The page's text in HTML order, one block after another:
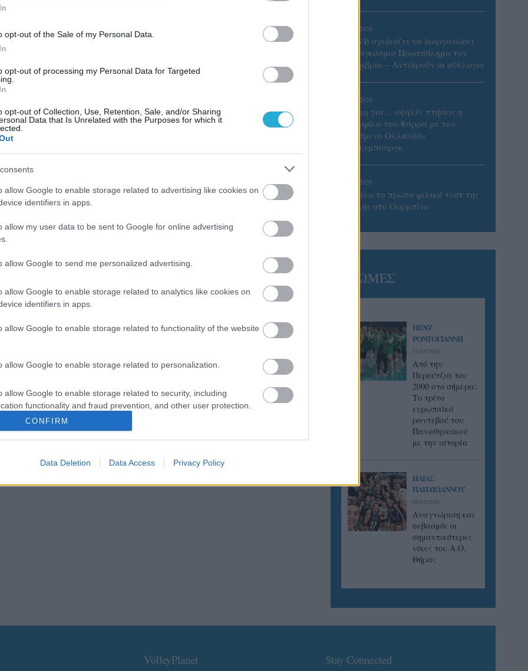
opt-out of the Sale of my Personal Data.
opt-out of processing my Personal Data for Targeted
opt-out of Collection, Use, Retention, Sale, and/or Sharing
Data that Is Unrelated with the Purposes for which it
allow Google to enable storage related to advertising like cookies on
identifiers in apps.
allow my user data to be sent to Google for online advertising
allow Google to send me personalized advertising.
allow Google to enable storage related to analytics like cookies on
identifiers in apps.
allow Google to enable storage related to functionality of the website
allow Google to enable storage related to personalization.
allow Google to enable storage related to security, including
functionality and fraud prevention, and other user protection.
CONFIRM
Data Deletion Data Access Privacy Policy
περίοδο ο Νικηφόρος Φωτιάδης καθώς ο
του με τον νεαρό κεντρικό.
06/08/2026
Η FIVB σχεδιάζει να διοργανώσει
το Παγκόσμιο Πρωτάθλημα τον
Δεκέμβριο – Αντιδρούν οι σύλλογοι
06/08/2026
Έτοιμη για… υψηλές πτήσεις η
Μπενφίκα του Ψάρρα με τον
«Ιπτάμενο Ολλανδό»
Βίλτενμπουργκ
05/08/2026
Ισόπαλο το πρωτο φιλικό τεστ της
Εθνικής στο Ουρμπίνο
ΓΝΩΜΕΣ
ΠΕΝΥ
ΡΟΝΤΟΓΙΑΝΝΗ
11/03/2026
Από την
Περούτζια του
2000 στο σήμερα:
Tο τρίτο
ευρωπαϊκό
ραντεβού του
Παναθηναϊκού
με την ιστορία
ΗΛΙΑΣ
ΠΑΠΑΪΩΑΝΝΟΥ
08/03/2026
Αναγνώριση και
σεβασμός οι
σημαντικότερες
νίκες του Α.Ο.
Θήρας
VolleyPlanet Stay Connected